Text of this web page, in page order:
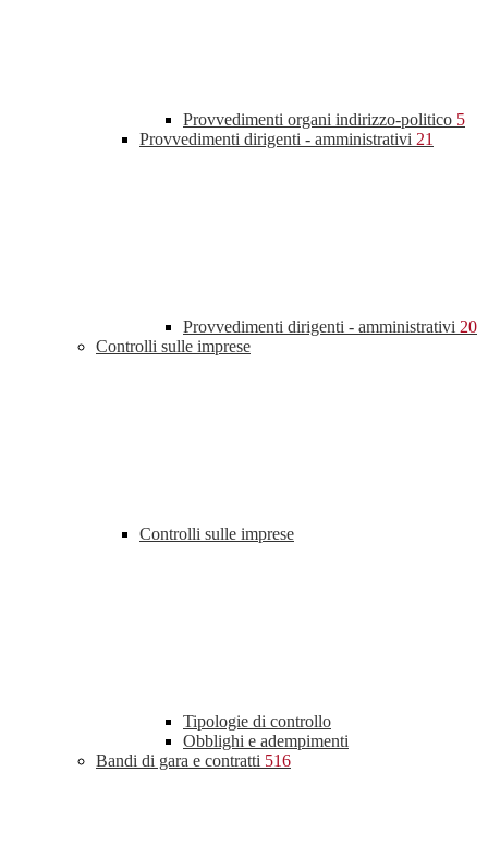
Provvedimenti organi indirizzo-politico 5
Provvedimenti dirigenti - amministrativi 21
Provvedimenti dirigenti - amministrativi 20
Controlli sulle imprese
Controlli sulle imprese
Tipologie di controllo
Obblighi e adempimenti
Bandi di gara e contratti 516